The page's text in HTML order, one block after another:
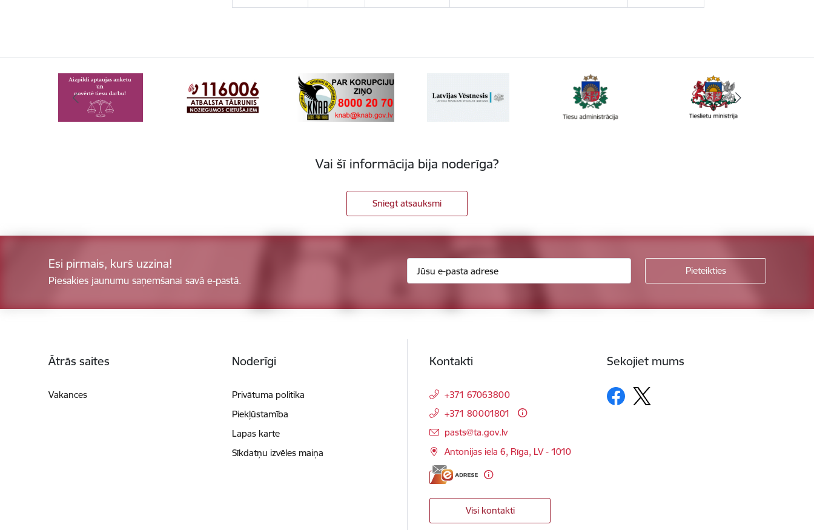
Vai šī informācija bija noderīga?
Sniegt atsauksmi
Esi pirmais, kurš uzzina!
Piesakies jaunumu saņemšanai savā e-pastā.
Ātrās saites
Vakances
Noderīgi
Privātuma politika
Piekļūstamība
Lapas karte
Sīkdatņu izvēles maiņa
Kontakti
+371 67063800
+371 80001801
E-pasts:
pasts@ta.gov.lv
Antonijas iela 6, Rīga, LV - 1010
Visi kontakti
Sekojiet mums